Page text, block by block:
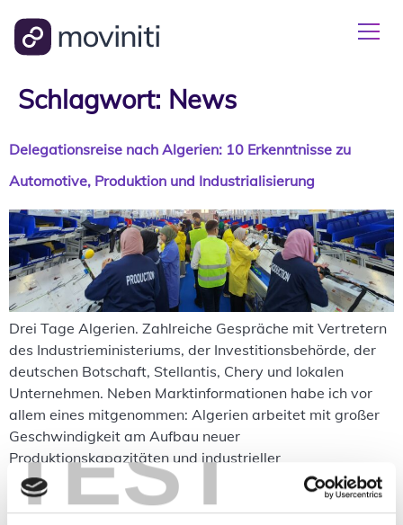
TEST
Schlagwort: News
Delegationsreise nach Algerien: 10 Erkenntnisse zu
Automotive, Produktion und Industrialisierung
Drei Tage Algerien. Zahlreiche Gespräche mit Vertretern
des Industrieministeriums, der Investitionsbehörde, der
deutschen Botschaft, Stellantis, Chery und lokalen
Unternehmen. Neben Marktinformationen habe ich vor
allem eines mitgenommen: Algerien arbeitet mit großer
Geschwindigkeit am Aufbau neuer
Produktionskapazitäten und industrieller
Wertschöpfungsketten. Hier sind meine zehn wichtigsten
Erkenntnisse. Die Automobilindustrie in Algerien wächst